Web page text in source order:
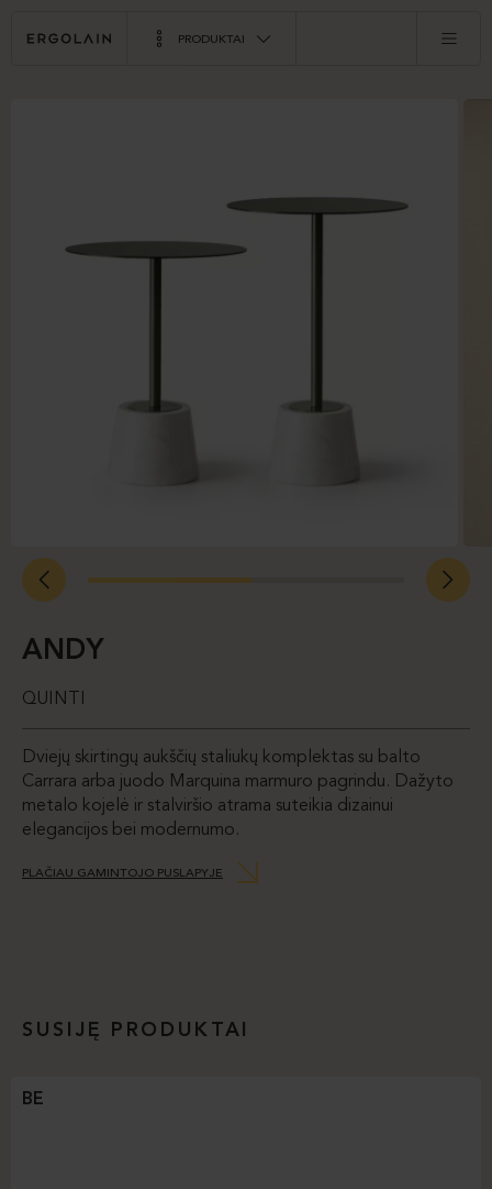
PRODUKTAI
ANDY
QUINTI
Dviejų skirtingų aukščių staliukų komplektas su balto
Carrara arba juodo Marquina marmuro pagrindu. Dažyto
metalo kojelė ir stalviršio atrama suteikia dizainui
elegancijos bei modernumo.
PLAČIAU GAMINTOJO PUSLAPYJE
SUSIJĘ PRODUKTAI
BE